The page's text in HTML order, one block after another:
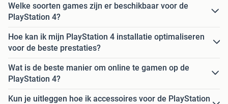
Welke soorten games zijn er beschikbaar voor de
PlayStation 4?
Hoe kan ik mijn PlayStation 4 installatie optimaliseren
voor de beste prestaties?
Wat is de beste manier om online te gamen op de
PlayStation 4?
Kun je uitleggen hoe ik accessoires voor de PlayStation